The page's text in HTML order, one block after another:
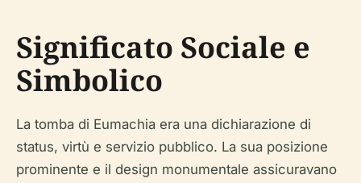
Significato Sociale e
Simbolico
La tomba di Eumachia era una dichiarazione di
status, virtù e servizio pubblico. La sua posizione
prominente e il design monumentale assicuravano